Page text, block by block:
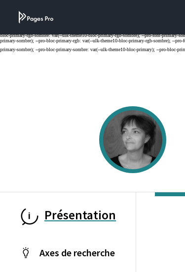
Présentation
Axes de recherche